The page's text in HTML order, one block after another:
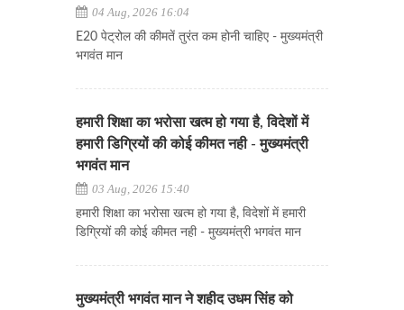
04 Aug, 2026 16:04
E20 पेट्रोल की कीमतें तुरंत कम होनी चाहिए - मुख्यमंत्री
भगवंत मान
हमारी शिक्षा का भरोसा खत्म हो गया है, विदेशों में
हमारी डिग्रियों की कोई कीमत नही - मुख्यमंत्री
भगवंत मान
03 Aug, 2026 15:40
हमारी शिक्षा का भरोसा खत्म हो गया है, विदेशों में हमारी
डिग्रियों की कोई कीमत नही - मुख्यमंत्री भगवंत मान
मुख्यमंत्री भगवंत मान ने शहीद उधम सिंह को